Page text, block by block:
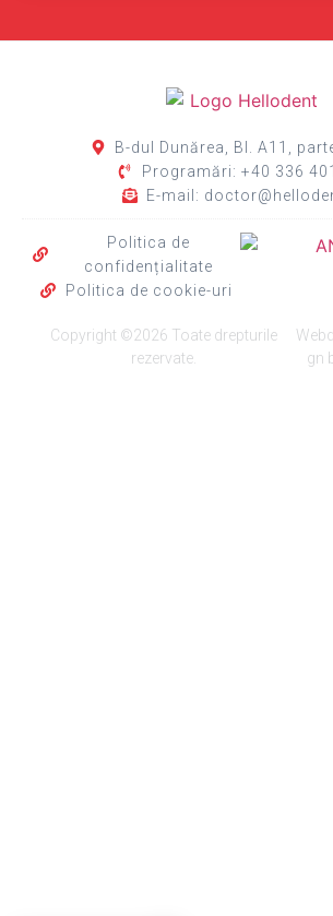
B-dul Dunărea, Bl. A11,
Programări: +40 336
E-mail:
Politica de
confidențialitate
Politica de cookie-uri
Copyright ©2026 Toate drepturile
rezervate.
gn